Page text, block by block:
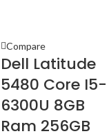
Compare
Dell Latitude
5480 Core I5-
6300U 8GB
Ram 256GB